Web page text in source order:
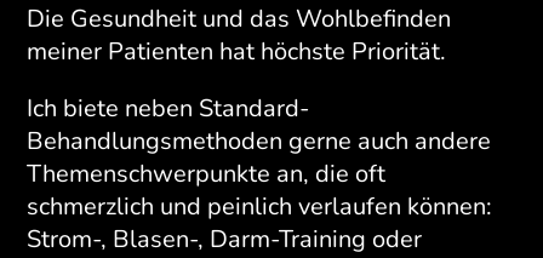
Die Gesundheit und das Wohlbefinden
meiner Patienten hat höchste Priorität.
Ich biete neben Standard-
Behandlungsmethoden gerne auch andere
Themenschwerpunkte an, die oft
schmerzlich und peinlich verlaufen können:
Strom-, Blasen-, Darm-Training oder